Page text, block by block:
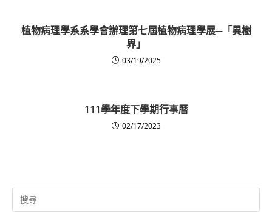
植物病理學系系學會辦理第七屆植物病理學展─「異樹
界」
03/19/2025
111學年度下學期行事曆
02/17/2023
Search
for: